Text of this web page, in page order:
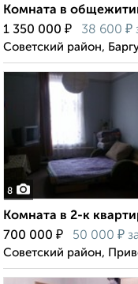
Комната в
1 350 000 ₽ 38 600 ₽
Советский район,
8
Комната в 2-к
700 000 ₽ 50 000 ₽
Советский район,